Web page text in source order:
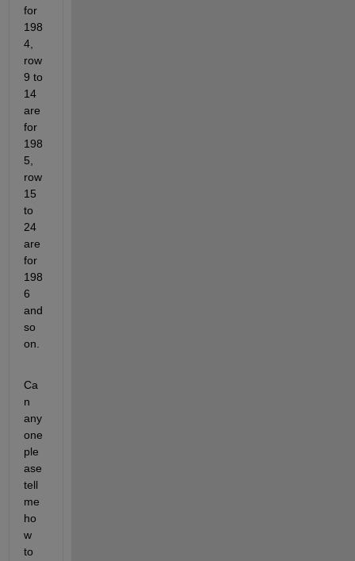
for
198
4,
row
9 to
14
are
for
198
5,
row
15
to
24
are
for
198
6
and
so
on.
Ca
n
any
one
ple
ase
tell
me
ho
w
to